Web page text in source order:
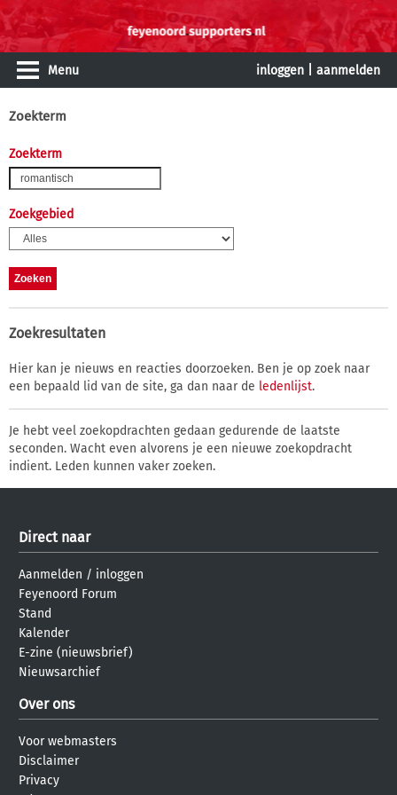
Menu inloggen aanmelden
Zoekterm
Zoekterm
Zoekgebied
Zoekresultaten
Hier kan je nieuws en reacties doorzoeken. Ben je op zoek naar
een bepaald lid van de site, ga dan naar de ledenlijst.
Je hebt veel zoekopdrachten gedaan gedurende de laatste
seconden. Wacht even alvorens je een nieuwe zoekopdracht
indient. Leden kunnen vaker zoeken.
Direct naar
Aanmelden / inloggen
Feyenoord Forum
Stand
Kalender
E-zine (nieuwsbrief)
Nieuwsarchief
Over ons
Voor webmasters
Disclaimer
Privacy